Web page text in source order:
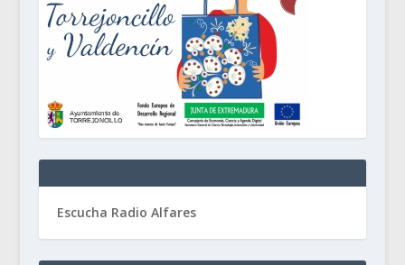
Escucha Radio Alfares